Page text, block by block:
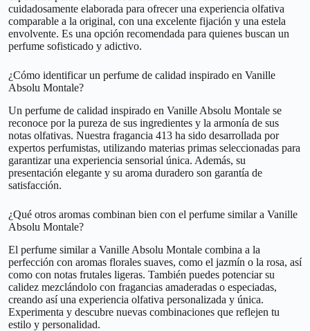
cuidadosamente elaborada para ofrecer una experiencia olfativa
comparable a la original, con una excelente fijación y una estela
envolvente. Es una opción recomendada para quienes buscan un
perfume sofisticado y adictivo.
¿Cómo identificar un perfume de calidad inspirado en Vanille
Absolu Montale?
Un perfume de calidad inspirado en Vanille Absolu Montale se
reconoce por la pureza de sus ingredientes y la armonía de sus
notas olfativas. Nuestra fragancia 413 ha sido desarrollada por
expertos perfumistas, utilizando materias primas seleccionadas para
garantizar una experiencia sensorial única. Además, su
presentación elegante y su aroma duradero son garantía de
satisfacción.
¿Qué otros aromas combinan bien con el perfume similar a Vanille
Absolu Montale?
El perfume similar a Vanille Absolu Montale combina a la
perfección con aromas florales suaves, como el jazmín o la rosa, así
como con notas frutales ligeras. También puedes potenciar su
calidez mezclándolo con fragancias amaderadas o especiadas,
creando así una experiencia olfativa personalizada y única.
Experimenta y descubre nuevas combinaciones que reflejen tu
estilo y personalidad.